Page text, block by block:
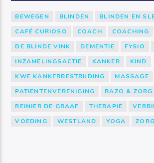
BEWEGEN BLINDEN
BLINDEN EN
CAFÉ CURIOSO
COACH
COACHING
DE BLINDE VINK
DEMENTIE FYSIO
INZAMELINGSACTIE
KANKER
KIND
KWF KANKERBESTRIJDING
MASSAGE
PATIËNTENVERENIGING
RAZO & ZORG
REINIER DE GRAAF
THERAPIE
VOEDING
WESTLAND YOGA ZORG